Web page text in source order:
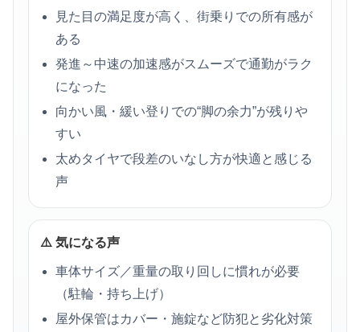
見た目の満足度が高く、街乗りでの所有感が
ある
発進～中速の加速感がスムーズで通勤がラク
になった
向かい風・緩い登りでの“脚の余力”が残りや
すい
太めタイヤで段差のいなし方が快適と感じる
声
⚠️ 気になる声
車体サイズ／重量の取り回しに慣れが必要
（駐輪・持ち上げ）
屋外保管はカバー・施錠など防犯と劣化対策